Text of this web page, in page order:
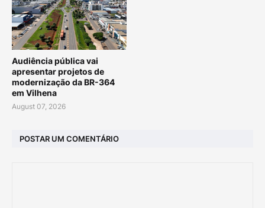
Audiência pública vai
apresentar projetos de
modernização da BR-364
em Vilhena
August 07, 2026
POSTAR UM COMENTÁRIO